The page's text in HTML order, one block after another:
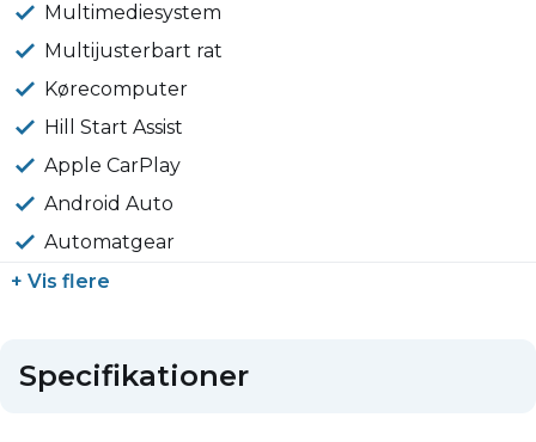
Multimediesystem
Multijusterbart rat
Kørecomputer
Hill Start Assist
Apple CarPlay
Android Auto
Automatgear
+ Vis flere
Specifikationer